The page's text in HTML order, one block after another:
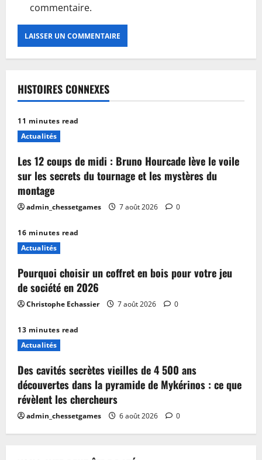
commentaire.
HISTOIRES CONNEXES
11 minutes read
Actualités
Les 12 coups de midi : Bruno Hourcade lève le voile
sur les secrets du tournage et les mystères du
montage
admin_chessetgames 7 août 2026 0
16 minutes read
Actualités
Pourquoi choisir un coffret en bois pour votre jeu
de société en 2026
Christophe Echassier 7 août 2026 0
13 minutes read
Actualités
Des cavités secrètes vieilles de 4 500 ans
découvertes dans la pyramide de Mykérinos : ce que
révèlent les chercheurs
admin_chessetgames 6 août 2026 0